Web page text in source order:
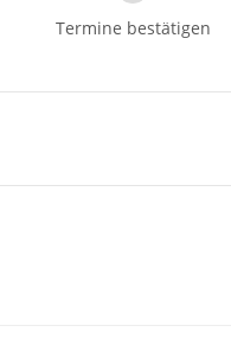
Termine bestätigen